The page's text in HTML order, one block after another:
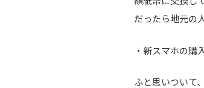
だったら地元の
・新スマホの購入
ふと思いついて